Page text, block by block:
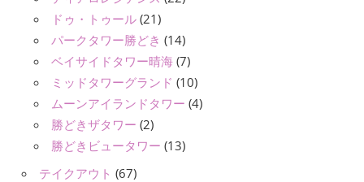
ドゥ・トゥール (21)
パークタワー勝どき (14)
ベイサイドタワー晴海 (7)
ミッドタワーグランド (10)
ムーンアイランドタワー (4)
勝どきザタワー (2)
勝どきビュータワー (13)
テイクアウト (67)